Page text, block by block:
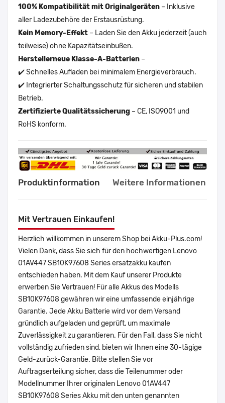
100% Kompatibilität mit Originalgeräten – Inklusive
aller Ladezubehöre der Erstausrüstung.
Kein Memory-Effekt – Laden Sie den Akku jederzeit (auch
teilweise) ohne Kapazitätseinbußen.
Herstellerneue Klasse-A-Batterien –
✔️ Schnelles Aufladen bei minimalem Energieverbrauch.
✔️ Integrierter Schaltungsschutz für sicheren und stabilen
Betrieb.
Zertifizierte Qualitätssicherung – CE, ISO9001 und
RoHS konform.
Produktinformation Weitere Informationen
Mit Vertrauen Einkaufen!
Herzlich willkommen in unserem Shop bei Akku-Plus.com!
Vielen Dank, dass Sie sich für den hochwertigen Lenovo
01AV447 SB10K97608 Series ersatzakku kaufen
entschieden haben. Mit dem Kauf unserer Produkte
erwerben Sie Vertrauen! Für alle Akkus des Modells
SB10K97608 gewähren wir eine umfassende einjährige
Garantie. Jede Akku Batterie wird vor dem Versand
gründlich aufgeladen und geprüft, um maximale
Zuverlässigkeit zu garantieren. Für den Fall, dass Sie nicht
vollständig zufrieden sind, bieten wir Ihnen eine 30-tägige
Geld-zurück-Garantie. Bitte stellen Sie vor
Auftragserteilung sicher, dass die Teilenummer oder
Modellnummer Ihrer originalen Lenovo 01AV447
SB10K97608 Series Akku mit den unten genannten